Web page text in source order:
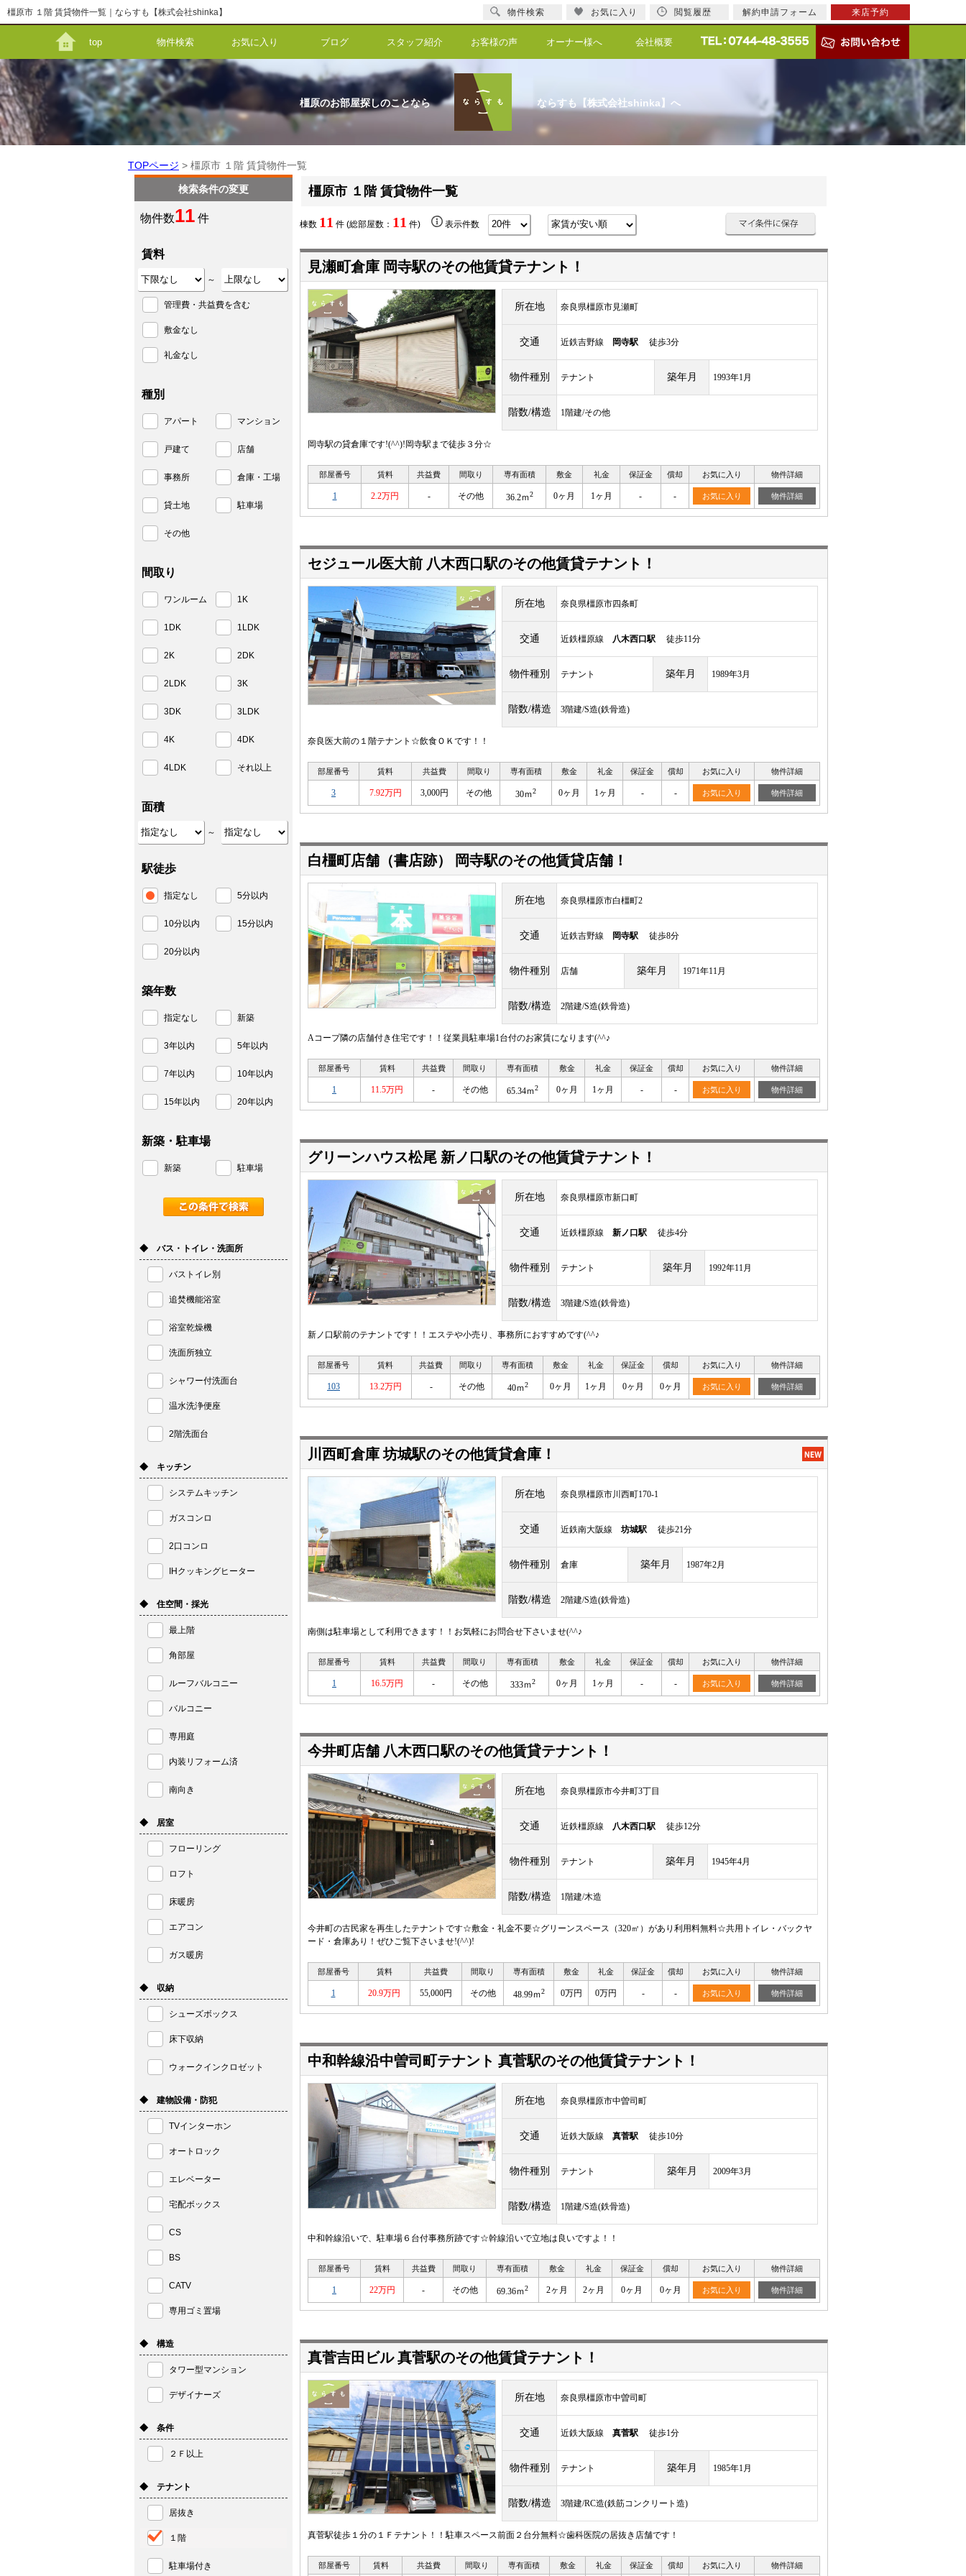
橿原市 １階 賃貸物件一覧｜ならすも【株式会社shinka】
top 物件検索 お気に入り ブログ スタッフ紹介 お客様の声 オーナー様へ 会社概要
橿原のお部屋探しのことなら ならすも【株式会社shinka】へ
TOPページ > 橿原市 １階 賃貸物件一覧
橿原市 １階 賃貸物件一覧
棟数 11 件 (総部屋数： 11 件) 表示件数
見瀬町倉庫 岡寺駅のその他賃貸テナント！
所在地 奈良県橿原市見瀬町
交通 近鉄吉野線 岡寺駅 徒歩3分
物件種別 テナント 築年月 1993年1月
階数/構造 1階建/その他
岡寺駅の貸倉庫です!(^^)!岡寺駅まで徒歩３分☆
部屋番号 賃料 共益費 間取り 専有面積 敷金 礼金 保証金 償却 お気に入り 物件詳細
1 2.2万円 - その他 36.2ｍ2 0ヶ月 1ヶ月 - - お気に入り 物件詳細
セジュール医大前 八木西口駅のその他賃貸テナント！
所在地 奈良県橿原市四条町
交通 近鉄橿原線 八木西口駅 徒歩11分
物件種別 テナント 築年月 1989年3月
階数/構造 3階建/S造(鉄骨造)
奈良医大前の１階テナント☆飲食ＯＫです！！
部屋番号 賃料 共益費 間取り 専有面積 敷金 礼金 保証金 償却 お気に入り 物件詳細
3 7.92万円 3,000円 その他 30ｍ2 0ヶ月 1ヶ月 - - お気に入り 物件詳細
白橿町店舗（書店跡） 岡寺駅のその他賃貸店舗！
所在地 奈良県橿原市白橿町2
交通 近鉄吉野線 岡寺駅 徒歩8分
物件種別 店舗 築年月 1971年11月
階数/構造 2階建/S造(鉄骨造)
Aコープ隣の店舗付き住宅です！！従業員駐車場1台付のお家賃になります(^^♪
部屋番号 賃料 共益費 間取り 専有面積 敷金 礼金 保証金 償却 お気に入り 物件詳細
1 11.5万円 - その他 65.34ｍ2 0ヶ月 1ヶ月 - - お気に入り 物件詳細
グリーンハウス松尾 新ノ口駅のその他賃貸テナント！
所在地 奈良県橿原市新口町
交通 近鉄橿原線 新ノ口駅 徒歩4分
物件種別 テナント 築年月 1992年11月
階数/構造 3階建/S造(鉄骨造)
新ノ口駅前のテナントです！！エステや小売り、事務所におすすめです(^^♪
部屋番号 賃料 共益費 間取り 専有面積 敷金 礼金 保証金 償却 お気に入り 物件詳細
103 13.2万円 - その他 40ｍ2 0ヶ月 1ヶ月 0ヶ月 0ヶ月 お気に入り 物件詳細
川西町倉庫 坊城駅のその他賃貸倉庫！
所在地 奈良県橿原市川西町170-1
交通 近鉄南大阪線 坊城駅 徒歩21分
物件種別 倉庫 築年月 1987年2月
階数/構造 2階建/S造(鉄骨造)
南側は駐車場として利用できます！！お気軽にお問合せ下さいませ(^^♪
部屋番号 賃料 共益費 間取り 専有面積 敷金 礼金 保証金 償却 お気に入り 物件詳細
1 16.5万円 - その他 333ｍ2 0ヶ月 1ヶ月 - - お気に入り 物件詳細
今井町店舗 八木西口駅のその他賃貸テナント！
所在地 奈良県橿原市今井町3丁目
交通 近鉄橿原線 八木西口駅 徒歩12分
物件種別 テナント 築年月 1945年4月
階数/構造 1階建/木造
今井町の古民家を再生したテナントです☆敷金・礼金不要☆グリーンスペース（320㎡）があり利用料無料☆共用トイレ・バックヤ
ード・倉庫あり！ぜひご覧下さいませ!(^^)!
部屋番号 賃料 共益費 間取り 専有面積 敷金 礼金 保証金 償却 お気に入り 物件詳細
1 20.9万円 55,000円 その他 48.99ｍ2 0万円 0万円 - - お気に入り 物件詳細
中和幹線沿中曽司町テナント 真菅駅のその他賃貸テナント！
所在地 奈良県橿原市中曽司町
交通 近鉄大阪線 真菅駅 徒歩10分
物件種別 テナント 築年月 2009年3月
階数/構造 1階建/S造(鉄骨造)
中和幹線沿いで、駐車場６台付事務所跡です☆幹線沿いで立地は良いですよ！！
部屋番号 賃料 共益費 間取り 専有面積 敷金 礼金 保証金 償却 お気に入り 物件詳細
1 22万円 - その他 69.36ｍ2 2ヶ月 2ヶ月 0ヶ月 0ヶ月 お気に入り 物件詳細
真菅吉田ビル 真菅駅のその他賃貸テナント！
所在地 奈良県橿原市中曽司町
交通 近鉄大阪線 真菅駅 徒歩1分
物件種別 テナント 築年月 1985年1月
階数/構造 3階建/RC造(鉄筋コンクリート造)
真菅駅徒歩１分の１Ｆテナント！！駐車スペース前面２台分無料☆歯科医院の居抜き店舗です！
部屋番号 賃料 共益費 間取り 専有面積 敷金 礼金 保証金 償却 お気に入り 物件詳細
検索条件の変更
物件数11 件
賃料
～
管理費・共益費を含む
敷金なし
礼金なし
種別
アパート マンション
戸建て 店舗
事務所 倉庫・工場
貸土地 駐車場
その他
間取り
ワンルーム 1K
1DK 1LDK
2K 2DK
2LDK 3K
3DK 3LDK
4K 4DK
4LDK それ以上
面積
～
駅徒歩
指定なし 5分以内
10分以内 15分以内
20分以内
築年数
指定なし 新築
3年以内 5年以内
7年以内 10年以内
15年以内 20年以内
新築・駐車場
新築 駐車場
◆ バス・トイレ・洗面所
バストイレ別
追焚機能浴室
浴室乾燥機
洗面所独立
シャワー付洗面台
温水洗浄便座
2階洗面台
◆ キッチン
システムキッチン
ガスコンロ
2口コンロ
IHクッキングヒーター
◆ 住空間・採光
最上階
角部屋
ルーフバルコニー
バルコニー
専用庭
内装リフォーム済
南向き
◆ 居室
フローリング
ロフト
床暖房
エアコン
ガス暖房
◆ 収納
シューズボックス
床下収納
ウォークインクロゼット
◆ 建物設備・防犯
TVインターホン
オートロック
エレベーター
宅配ボックス
CS
BS
CATV
専用ゴミ置場
◆ 構造
タワー型マンション
デザイナーズ
◆ 条件
２Ｆ以上
◆ テナント
居抜き
１階
駐車場付き
物件検索 お気に入り 閲覧履歴 解約申請フォーム 来店予約